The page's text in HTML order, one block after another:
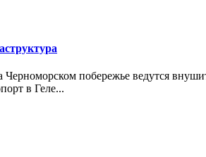
Черноморском побережье ведутся
в Геле...